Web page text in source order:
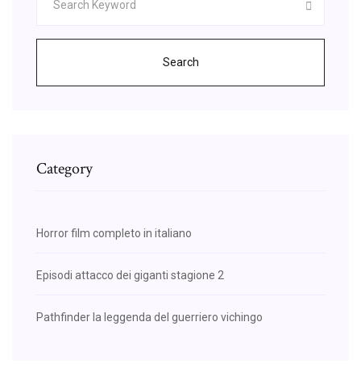
Search
Category
Horror film completo in italiano
Episodi attacco dei giganti stagione 2
Pathfinder la leggenda del guerriero vichingo